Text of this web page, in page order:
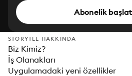
Abonelik başlat
STORYTEL HAKKINDA
Biz Kimiz?
İş Olanakları
Uygulamadaki yeni özellikler